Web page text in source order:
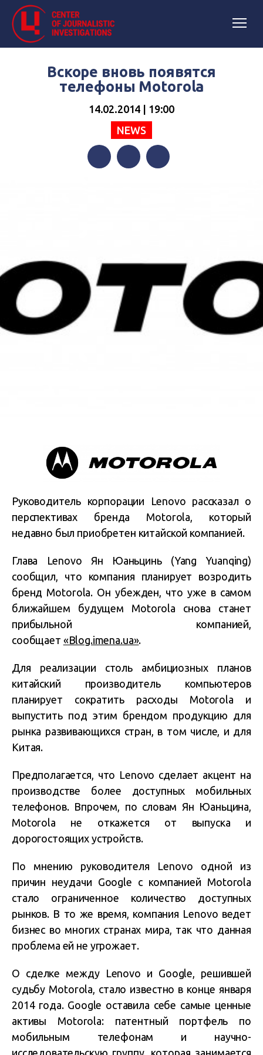
Вскоре вновь появятся
телефоны Motorola
14.02.2014 | 19:00
NEWS
Руководитель корпорации Lenovo рассказал о
перспективах бренда Motorola, который
недавно был приобретен китайской компанией.
Глава Lenovo Ян Юаньцинь (Yang Yuanqing)
сообщил, что компания планирует возродить
бренд Motorola. Он убежден, что уже в самом
ближайшем будущем Motorola снова станет
прибыльной компанией,
сообщает «Blog.imena.ua».
Для реализации столь амбициозных планов
китайский производитель компьютеров
планирует сократить расходы Motorola и
выпустить под этим брендом продукцию для
рынка развивающихся стран, в том числе, и для
Китая.
Предполагается, что Lenovo сделает акцент на
производстве более доступных мобильных
телефонов. Впрочем, по словам Ян Юаньцина,
Motorola не откажется от выпуска и
дорогостоящих устройств.
По мнению руководителя Lenovo одной из
причин неудачи Google с компанией Motorola
стало ограниченное количество доступных
рынков. В то же время, компания Lenovo ведет
бизнес во многих странах мира, так что данная
проблема ей не угрожает.
О сделке между Lenovo и Google, решившей
судьбу Motorola, стало известно в конце января
2014 года. Google оставила себе самые ценные
активы Motorola: патентный портфель по
мобильным телефонам и научно-
исследовательскую группу, которая занимается